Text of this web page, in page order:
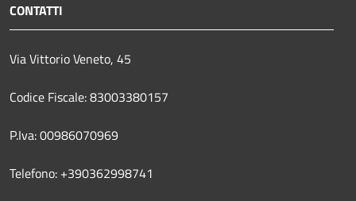
CONTATTI
Via Vittorio Veneto, 45
Codice Fiscale: 83003380157
P.Iva: 00986070969
Telefono: +390362998741